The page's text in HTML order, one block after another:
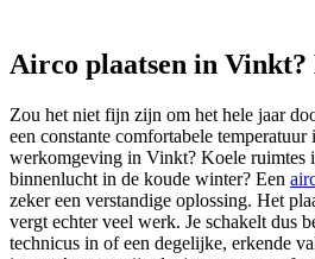
Airco plaatsen in Vinkt?
Zou het niet fijn zijn om het hele jaar
een constante comfortabele
werkomgeving in Vinkt? Koele ruimtes
binnenlucht in de koude winter? Een
zeker een verstandige oplossing. Het
vergt echter veel werk. Je schakelt dus
technicus in of een degelijke, erkende